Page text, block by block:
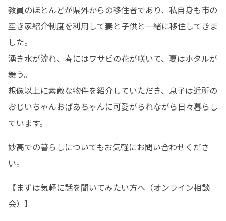
教員のほとんどが県外からの移住者であり、私自身も市の
空き家紹介制度を利用して妻と子供と一緒に移住してきま
した。
湧き水が流れ、春にはワサビの花が咲いて、夏はホタルが
舞う。
想像以上に素敵な物件を紹介していただき、息子は近所の
おじいちゃんおばあちゃんに可愛がられながら日々暮らし
ています。
妙高での暮らしについてもお気軽にお問い合わせくださ
い。
【まずは気軽に話を聞いてみたい方へ（オンライン相談
会）】